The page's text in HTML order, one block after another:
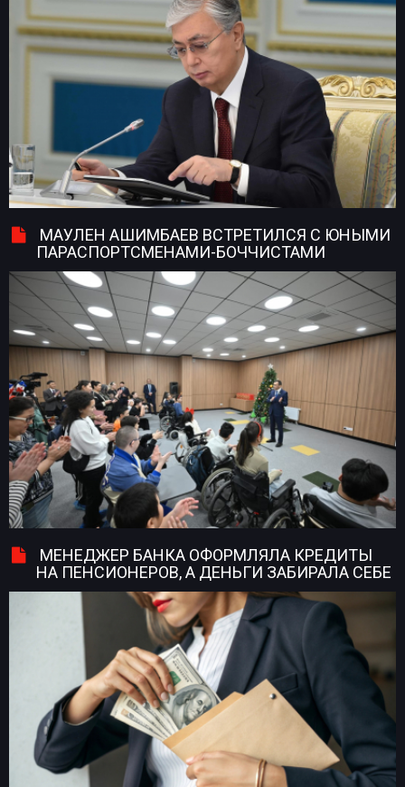
МАУЛЕН АШИМБАЕВ ВСТРЕТИЛСЯ С ЮНЫМИ
ПАРАСПОРТСМЕНАМИ-БОЧЧИСТАМИ
МЕНЕДЖЕР БАНКА ОФОРМЛЯЛА КРЕДИТЫ
НА ПЕНСИОНЕРОВ, А ДЕНЬГИ ЗАБИРАЛА СЕБЕ